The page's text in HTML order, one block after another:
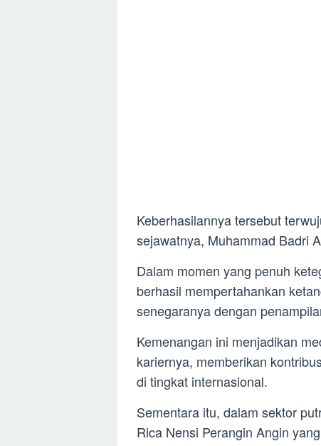
Keberhasilannya tersebut
sejawatnya, Muhammad Badri
Dalam momen yang penuh
berhasil mempertahankan
senegaranya dengan
Kemenangan ini menjadikan
kariernya, memberikan
di tingkat internasional.
Sementara itu, dalam sektor
Rica Nensi Perangin Angin